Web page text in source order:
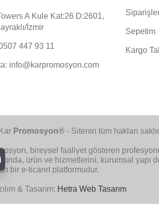
A Kule Kat:26 D:2601,
İzmir
447 93 11
info@karpromosyon.com
Sepetim
Kargo
Promosyon® - Sitenin tüm hakları
bireysel faaliyet gösteren
ürün ve hizmetlerini, kurumsal yapı
bir e-ticaret platformudur.
& Tasarım: Hetra Web Tasarım